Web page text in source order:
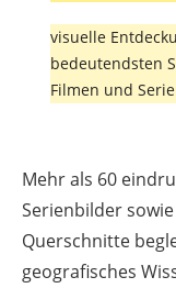
visuelle
bedeutendsten
Filmen und
Mehr als 60
Serienbilder
Querschnitte
geografisches